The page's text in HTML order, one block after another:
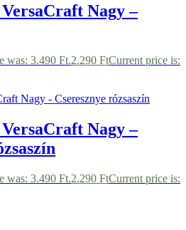
Nagy –
was: 3.490 Ft.2.290 FtCurrent price is:
Nagy –
was: 3.490 Ft.2.290 FtCurrent price is: